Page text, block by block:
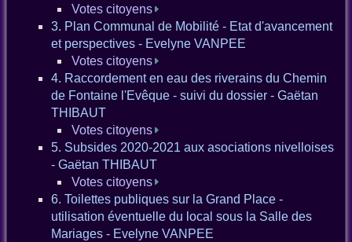
Votes citoyens
3. Plan Communal de Mobilité - Etat d'avancement
et perspectives - Evelyne VANPEE
Votes citoyens
4. Raccordement en eau des riverains du Chemin
de Fontaine l'Evêque - suivi du dossier - Gaëtan
THIBAUT
Votes citoyens
5. Subsides 2020-2021 aux asociations nivelloises
- Gaëtan THIBAUT
Votes citoyens
6. Toilettes publiques sur la Grand Place -
utilisation éventuelle du local sous la Salle des
Mariages - Evelyne VANPEE